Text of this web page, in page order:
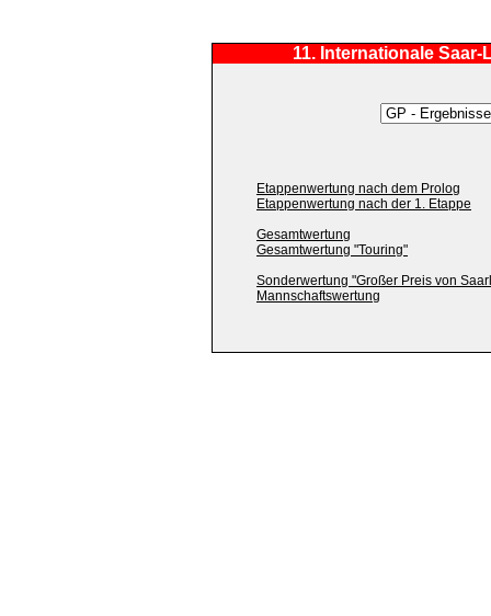
11. Internationale
Etappenwertung nach dem Prolog
Etappenwertung nach der 1. Etappe
Gesamtwertung
Gesamtwertung "Touring"
Sonderwertung "Großer Preis von
Mannschaftswertung